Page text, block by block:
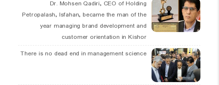
Dr. Mohsen Qadiri, CEO of Holding
Petropalash, Isfahan, became the man of the
year managing brand development and
customer orientation in Kishor
There is no dead end in management science